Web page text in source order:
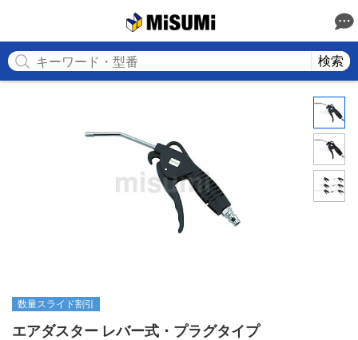
検索
数量スライド割引
エアダスター レバー式・プラグタイプ